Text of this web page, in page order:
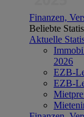
Finanzen,
Beliebte
Aktuelle
2026
EZB-
EZB-